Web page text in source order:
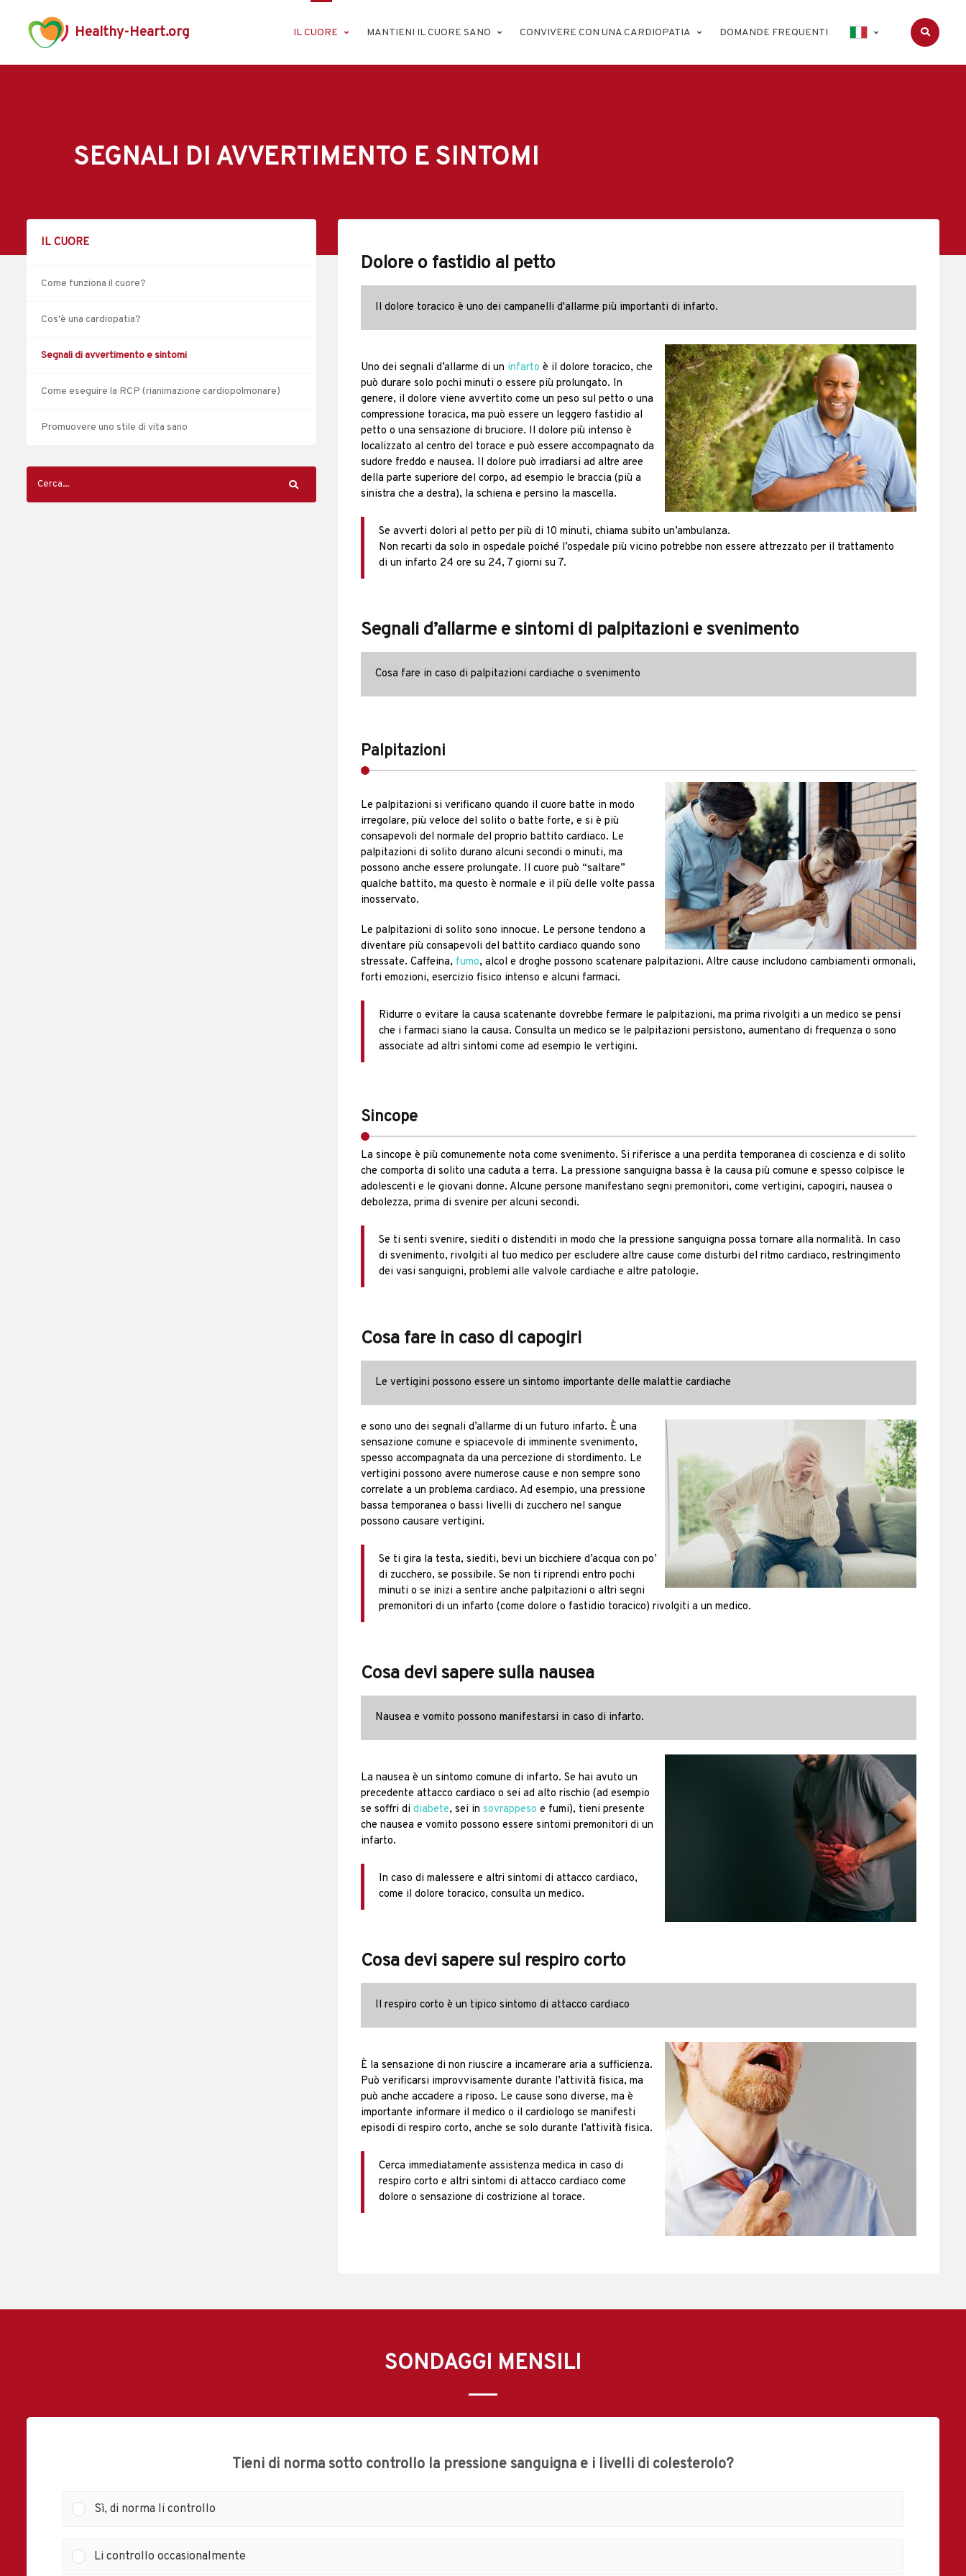
Healthy-Heart.org IL CUORE MANTIENI IL CUORE SANO CONVIVERE CON UNA CARDIOPATIA DOMANDE FREQUENTI
SEGNALI DI AVVERTIMENTO E SINTOMI
Dolore o fastidio al petto
Il dolore toracico è uno dei campanelli d'allarme più importanti di infarto.
Uno dei segnali d’allarme di un infarto è il dolore toracico, che
può durare solo pochi minuti o essere più prolungato. In
genere, il dolore viene avvertito come un peso sul petto o una
compressione toracica, ma può essere un leggero fastidio al
petto o una sensazione di bruciore. Il dolore più intenso è
localizzato al centro del torace e può essere accompagnato da
sudore freddo e nausea. Il dolore può irradiarsi ad altre aree
della parte superiore del corpo, ad esempio le braccia (più a
sinistra che a destra), la schiena e persino la mascella.
Se avverti dolori al petto per più di 10 minuti, chiama subito un’ambulanza.
Non recarti da solo in ospedale poiché l’ospedale più vicino potrebbe non essere attrezzato per il trattamento
di un infarto 24 ore su 24, 7 giorni su 7.
Segnali d’allarme e sintomi di palpitazioni e svenimento
Cosa fare in caso di palpitazioni cardiache o svenimento
Palpitazioni
Le palpitazioni si verificano quando il cuore batte in modo
irregolare, più veloce del solito o batte forte, e si è più
consapevoli del normale del proprio battito cardiaco. Le
palpitazioni di solito durano alcuni secondi o minuti, ma
possono anche essere prolungate. Il cuore può “saltare”
qualche battito, ma questo è normale e il più delle volte passa
inosservato.
Le palpitazioni di solito sono innocue. Le persone tendono a
diventare più consapevoli del battito cardiaco quando sono
stressate. Caffeina, fumo, alcol e droghe possono scatenare palpitazioni. Altre cause includono cambiamenti ormonali,
forti emozioni, esercizio fisico intenso e alcuni farmaci.
Ridurre o evitare la causa scatenante dovrebbe fermare le palpitazioni, ma prima rivolgiti a un medico se pensi
che i farmaci siano la causa. Consulta un medico se le palpitazioni persistono, aumentano di frequenza o sono
associate ad altri sintomi come ad esempio le vertigini.
Sincope
La sincope è più comunemente nota come svenimento. Si riferisce a una perdita temporanea di coscienza e di solito
che comporta di solito una caduta a terra. La pressione sanguigna bassa è la causa più comune e spesso colpisce le
adolescenti e le giovani donne. Alcune persone manifestano segni premonitori, come vertigini, capogiri, nausea o
debolezza, prima di svenire per alcuni secondi.
Se ti senti svenire, siediti o distenditi in modo che la pressione sanguigna possa tornare alla normalità. In caso
di svenimento, rivolgiti al tuo medico per escludere altre cause come disturbi del ritmo cardiaco, restringimento
dei vasi sanguigni, problemi alle valvole cardiache e altre patologie.
Cosa fare in caso di capogiri
Le vertigini possono essere un sintomo importante delle malattie cardiache
e sono uno dei segnali d’allarme di un futuro infarto. È una
sensazione comune e spiacevole di imminente svenimento,
spesso accompagnata da una percezione di stordimento. Le
vertigini possono avere numerose cause e non sempre sono
correlate a un problema cardiaco. Ad esempio, una pressione
bassa temporanea o bassi livelli di zucchero nel sangue
possono causare vertigini.
Se ti gira la testa, siediti, bevi un bicchiere d’acqua con po’
di zucchero, se possibile. Se non ti riprendi entro pochi
minuti o se inizi a sentire anche palpitazioni o altri segni
premonitori di un infarto (come dolore o fastidio toracico) rivolgiti a un medico.
Cosa devi sapere sulla nausea
Nausea e vomito possono manifestarsi in caso di infarto.
La nausea è un sintomo comune di infarto. Se hai avuto un
precedente attacco cardiaco o sei ad alto rischio (ad esempio
se soffri didiabete, sei insovrappeso e fumi), tieni presente
che nausea e vomito possono essere sintomi premonitori di un
infarto.
In caso di malessere e altri sintomi di attacco cardiaco,
come il dolore toracico, consulta un medico.
Cosa devi sapere sul respiro corto
Il respiro corto è un tipico sintomo di attacco cardiaco
È la sensazione di non riuscire a incamerare aria a sufficienza.
Può verificarsi improvvisamente durante l’attività fisica, ma
può anche accadere a riposo. Le cause sono diverse, ma è
importante informare il medico o il cardiologo se manifesti
episodi di respiro corto, anche se solo durante l’attività fisica.
Cerca immediatamente assistenza medica in caso di
respiro corto e altri sintomi di attacco cardiaco come
dolore o sensazione di costrizione al torace.
IL CUORE
Come funziona il cuore?
Cos'è una cardiopatia?
Segnali di avvertimento e sintomi
Come eseguire la RCP (rianimazione cardiopolmonare)
Promuovere uno stile di vita sano
SONDAGGI MENSILI
Tieni di norma sotto controllo la pressione sanguigna e i livelli di colesterolo?
Sì, di norma li controllo
Li controllo occasionalmente